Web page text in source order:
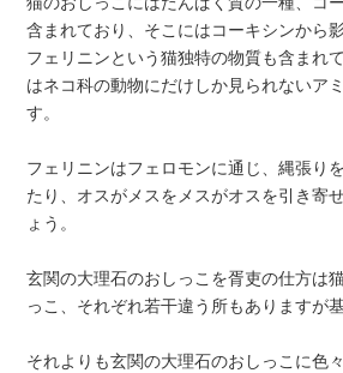
含まれており、そこにはコーキシンから
フェリニンという猫独特の物質も含まれ
はネコ科の動物にだけしか見られないア
す。
フェリニンはフェロモンに通じ、縄張り
たり、オスがメスをメスがオスを引き寄
ょう。
玄関の大理石のおしっこを胥吏の仕方は
っこ、それぞれ若干違う所もありますが
それよりも玄関の大理石のおしっこに色